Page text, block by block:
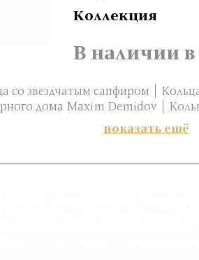
Коллекция
В наличии
со звездчатым сапфиром
дома Maxim Demidov
показать ещё